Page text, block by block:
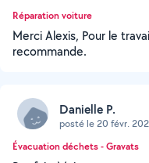
Réparation voiture
Merci Alexis, Pour le
recommande.
Danielle P.
posté le 20 févr.
Évacuation déchets - Gravats